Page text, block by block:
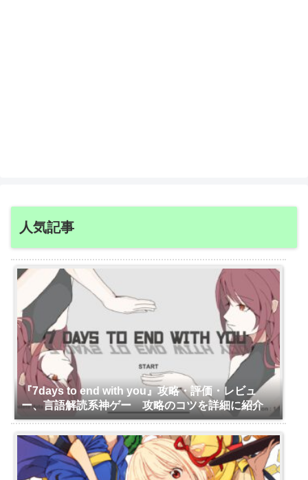
人気記事
『7days to end with you』攻略・評価・レビュ
ー、言語解読系神ゲー 攻略のコツを詳細に紹介